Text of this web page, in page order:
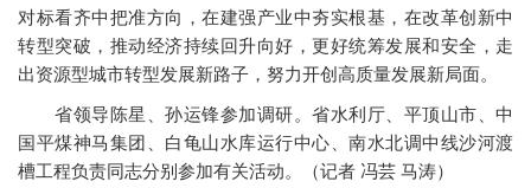
对标看齐中把准方向，在建强产业中夯实根基，在改革创新中
转型突破，推动经济持续回升向好，更好统筹发展和安全，走
出资源型城市转型发展新路子，努力开创高质量发展新局面。
省领导陈星、孙运锋参加调研。省水利厅、平顶山市、中
国平煤神马集团、白龟山水库运行中心、南水北调中线沙河渡
槽工程负责同志分别参加有关活动。（记者 冯芸 马涛）